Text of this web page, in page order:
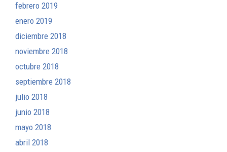
febrero 2019
enero 2019
diciembre 2018
noviembre 2018
octubre 2018
septiembre 2018
julio 2018
junio 2018
mayo 2018
abril 2018